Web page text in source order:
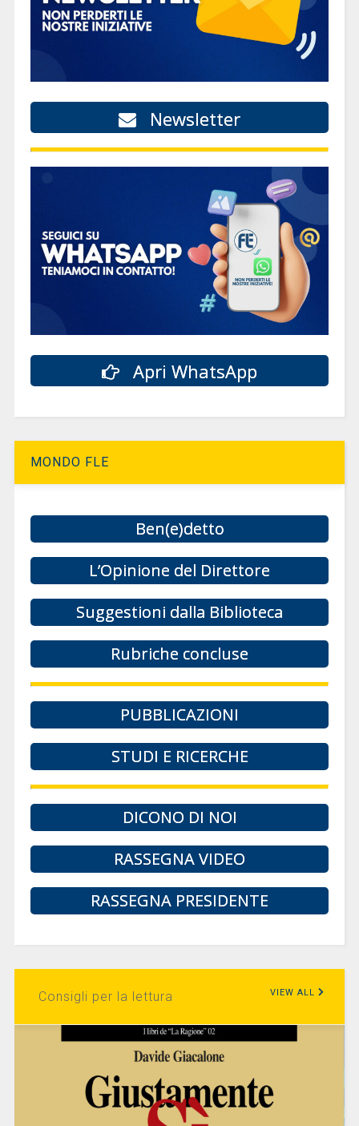
Newsletter
Apri WhatsApp
MONDO FLE
Ben(e)detto
L’Opinione del Direttore
Suggestioni dalla Biblioteca
Rubriche concluse
PUBBLICAZIONI
STUDI E RICERCHE
DICONO DI NOI
RASSEGNA VIDEO
RASSEGNA PRESIDENTE
Consigli per la lettura VIEW ALL